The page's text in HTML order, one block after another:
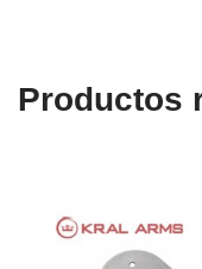
Productos